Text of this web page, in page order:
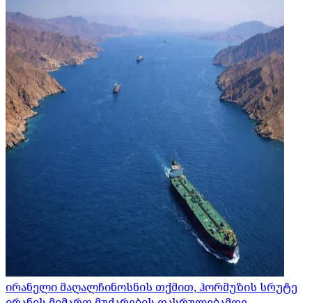
ირანელი მაღალჩინოსნის თქმით, ჰორმუზის სრუტე